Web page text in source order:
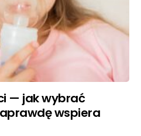
— jak wybrać
wspiera